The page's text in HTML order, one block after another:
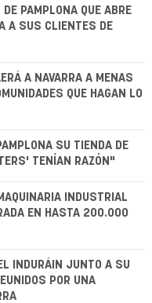
PAMPLONA QUE ABRE
A SUS CLIENTES DE
A NAVARRA A MENAS
QUE HAGAN LO
SU TIENDA DE
TENÍAN RAZÓN"
INDUSTRIAL
EN HASTA 200.000
INDURÁIN JUNTO A SU
POR UNA